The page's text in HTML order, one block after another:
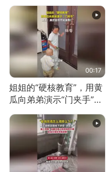
大桥这一幕，太震撼了！
00:17
姐姐的“硬核教育”，用黄
瓜向弟弟演示“门夹手”，
网友：果然言传不如身
教！